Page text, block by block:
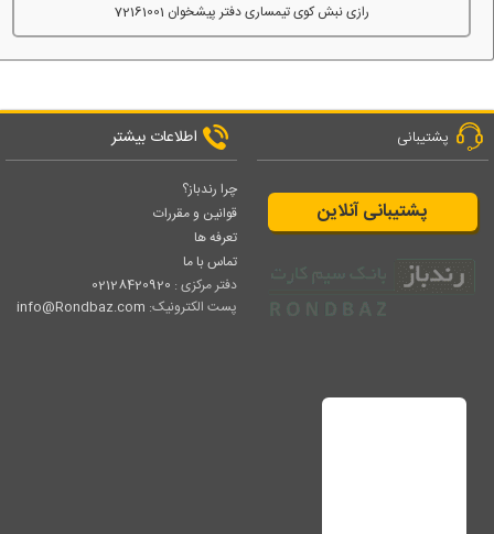
رازی نبش کوی تیمساری دفتر پیشخوان 72161001
پشتیبانی
پشتیبانی آنلاین
اطلاعات بیشتر
چرا رندباز؟
قوانین و مقررات
تعرفه ها
تماس با ما
دفتر مرکزی : 02128420920
پست الکترونیک: info@Rondbaz.com